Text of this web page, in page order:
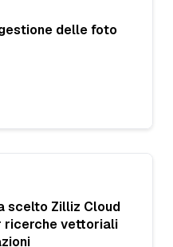
delle foto
scelto Zilliz Cloud
ricerche vettoriali